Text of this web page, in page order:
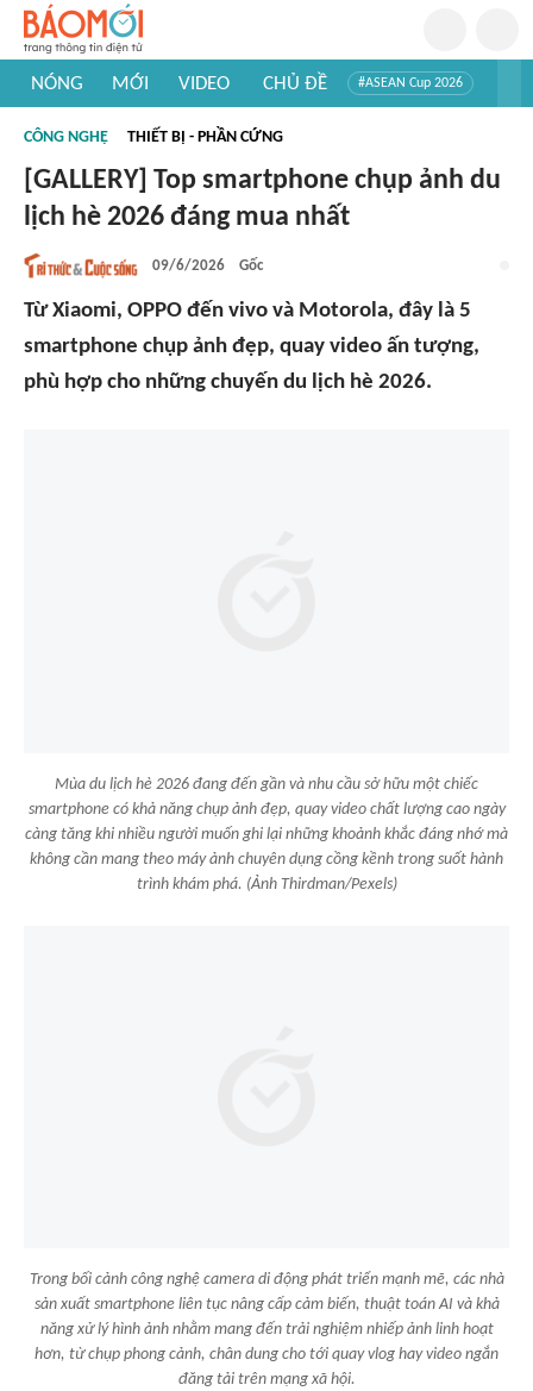
NÓNG MỚI VIDEO CHỦ ĐỀ #ASEAN Cup 2026
#Khám phá thế giới
CÔNG NGHỆ THIẾT BỊ - PHẦN CỨNG
[GALLERY] Top smartphone chụp ảnh du
lịch hè 2026 đáng mua nhất
09/6/2026 Gốc
Từ Xiaomi, OPPO đến vivo và Motorola, đây là 5
smartphone chụp ảnh đẹp, quay video ấn tượng,
phù hợp cho những chuyến du lịch hè 2026.
Mùa du lịch hè 2026 đang đến gần và nhu cầu sở hữu một chiếc
smartphone có khả năng chụp ảnh đẹp, quay video chất lượng cao ngày
càng tăng khi nhiều người muốn ghi lại những khoảnh khắc đáng nhớ mà
không cần mang theo máy ảnh chuyên dụng cồng kềnh trong suốt hành
trình khám phá. (Ảnh Thirdman/Pexels)
Trong bối cảnh công nghệ camera di động phát triển mạnh mẽ, các nhà
sản xuất smartphone liên tục nâng cấp cảm biến, thuật toán AI và khả
năng xử lý hình ảnh nhằm mang đến trải nghiệm nhiếp ảnh linh hoạt
hơn, từ chụp phong cảnh, chân dung cho tới quay vlog hay video ngắn
đăng tải trên mạng xã hội.